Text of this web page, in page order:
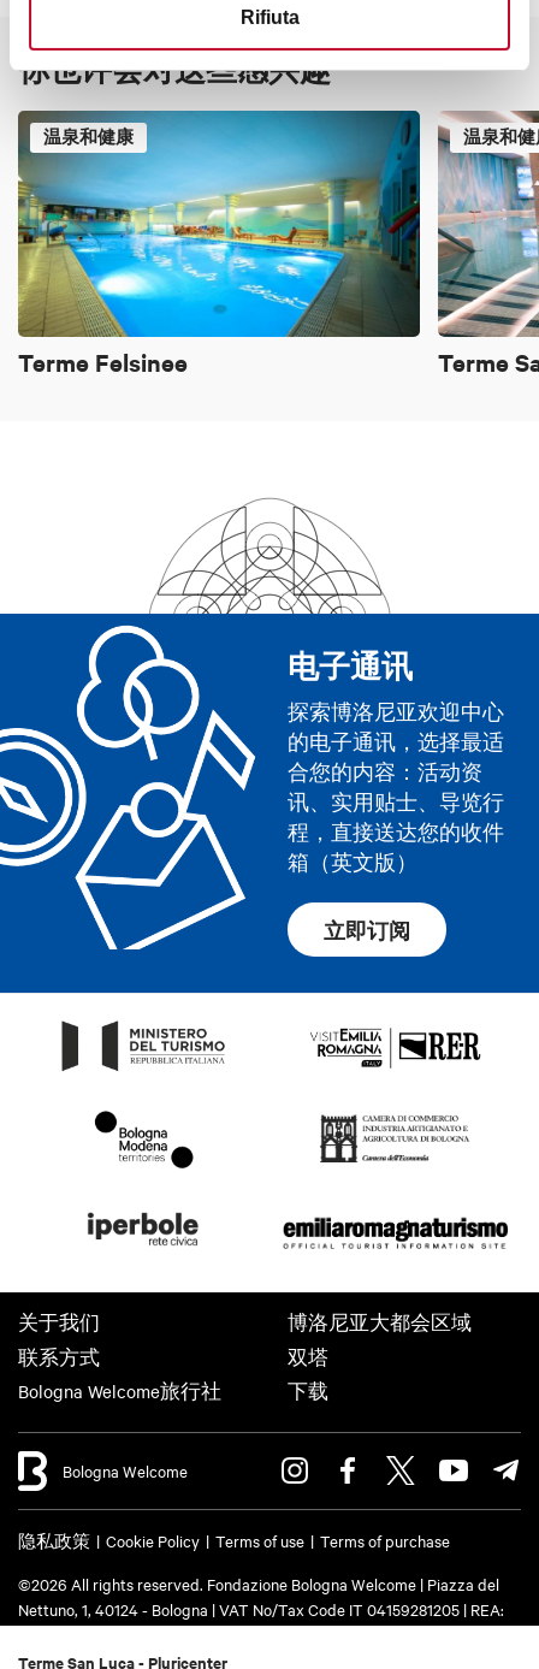
Rifiuta
关闭时间：12月24、25、26日、1月1日
你也许会对这些感兴趣
温泉和健康
Terme Felsinee
温泉和
Terme
Terme San Luca - Pluricenter
电子通讯
探索博洛尼亚欢迎中心
的电子通讯，选择最适
合您的内容：活动资
讯、实用贴士、导览行
程，直接送达您的收件
箱（英文版）
立即订阅
关于我们
联系方式
Bologna Welcome旅行社
博洛尼亚大都会区域
双塔
下载
Bologna Welcome
隐私政策 Cookie Policy Terms of use
Terms of purchase
©2026 All rights reserved. Fondazione Bologna Welcome | Piazza del
Nettuno, 1, 40124 - Bologna | VAT No/Tax Code IT 04159281205 | REA:
PEC:fondazionebolognawelcome@legalmail.it